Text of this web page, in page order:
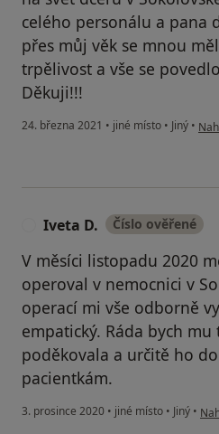
celého personálu a pana
přes můj věk se mnou
trpělivost a vše se
Děkuji!!!
24. března 2021 • jiné místo • Jiný •
Iveta D. Číslo ověřené
V měsíci listopadu 2020
operoval v nemocnici v
operací mi vše odborně
empatický. Ráda bych
poděkovala a určitě ho
pacientkám.
3. prosince 2020 • jiné místo • Jiný •